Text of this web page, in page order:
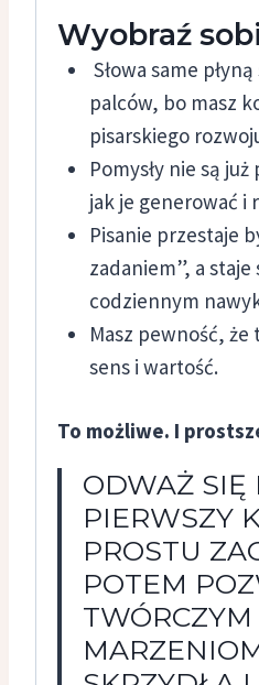
Wyobraź
Słowa same
palców, bo masz
pisarskiego
Pomysły nie są
jak je generować i
Pisanie przestaje
zadaniem”, a staje
codziennym
Masz pewność, że
sens i wartość.
To możliwe. I
ODWAŻ SIĘ
PIERWSZY
PROSTU
POTEM
TWÓRCZYM